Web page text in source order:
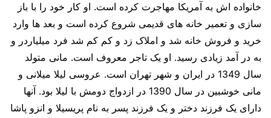
خانواده اش به آمریکا مهاجرت کرده است. او کار خود را با باز
سازی و تعمیر خانه های قدیمی شروع کرده است و بعد ها وارد
خرید و فروش خانه شد و املاک زد و کم کم شد فرد میلیاردر و
به در آمد زیادی رسید. او یک تاجر معروف است. مانی متولد
سال 1349 در ایران و شهر تهران است. عروسی لیلا میلانی و
مانی خوشبین در سال 1390 در ازدواج دومش با لیلا بود. آنها
دارای یک فرزند دختر و یک فرزند پسر به نام پریسیلا و انزو پاشا